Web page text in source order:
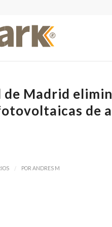
de Madrid
de
/ POR ANDRES M